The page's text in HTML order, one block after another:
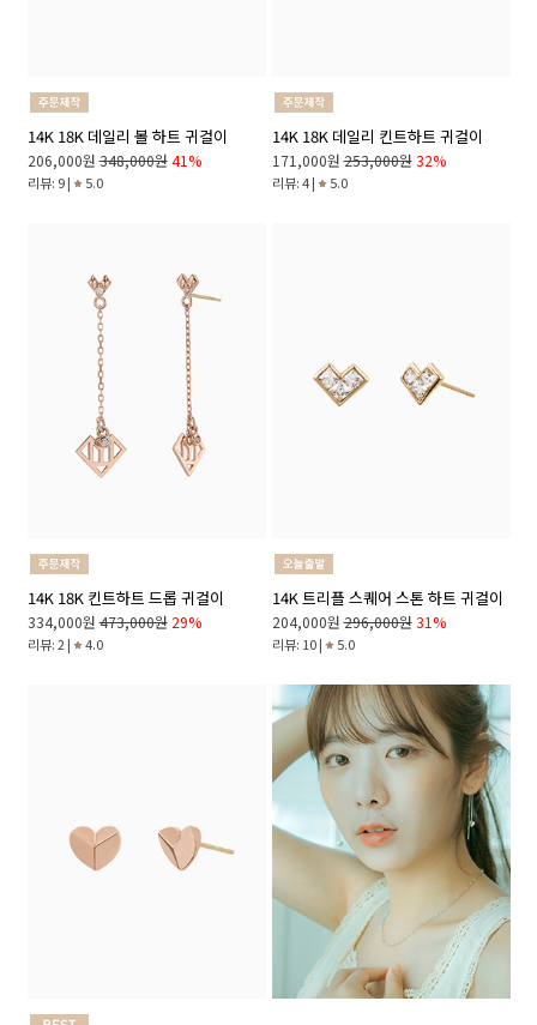
14K 18K 데일리 볼 하트 귀걸이
206,000원 348,000원 41%
리뷰: 9 | 5.0
14K 18K 데일리 킨트하트 귀걸이
171,000원 253,000원 32%
리뷰: 4 | 5.0
14K 18K 킨트하트 드롭 귀걸이
334,000원 473,000원 29%
리뷰: 2 | 4.0
14K 트리플 스퀘어 스톤 하트 귀걸이
204,000원 296,000원 31%
리뷰: 10 | 5.0